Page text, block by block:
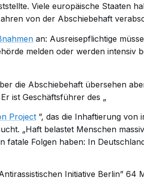
Viele europäische Staaten
von der Abschiebehaft
an: Ausreisepflichtige
melden oder werden intensiv
die Abschiebehaft übersehen
ist Geschäftsführer des „
Project ”, das die Inhaftierung
„Haft belastet Menschen
fatale Folgen haben: In
Initiative Berlin” 64